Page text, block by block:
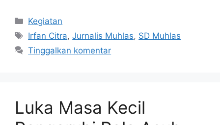
Kategori
Kegiatan
Tag
Irfan Citra,Jurnalis Muhlas, SD Muhlas
Tinggalkan komentar
Luka Masa Kecil